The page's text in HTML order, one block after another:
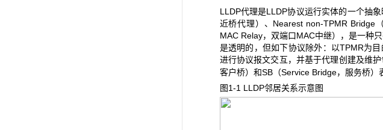
LLDP代理是LLDP协议运行实体的一个抽
近桥代理）、Nearest non-TPMR Bridge
MAC Relay，双端口MAC中继），是一种
是透明的，但如下协议除外：以TPMR为
进行协议报文交互，并基于代理创建及维
客户桥）和SB（Service Bridge，服务桥）
图1-1 LLDP邻居关系示意图